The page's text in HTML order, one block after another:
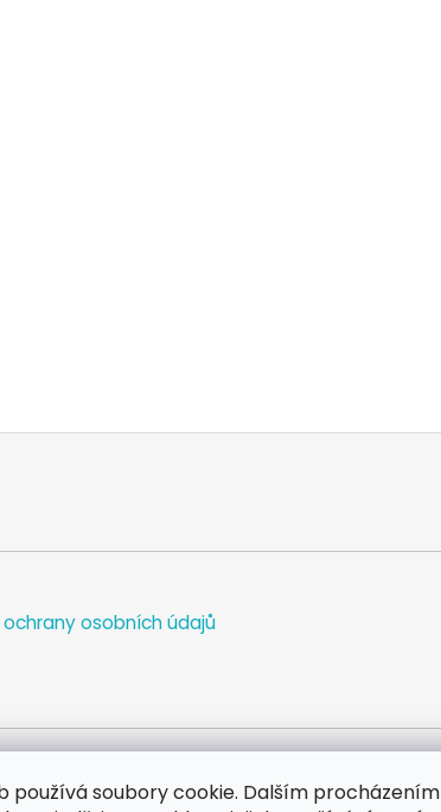
používá soubory cookie. Dalším procházením
osobních údajů